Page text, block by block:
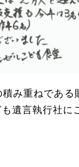
積み重ねであ
遺言執行社に